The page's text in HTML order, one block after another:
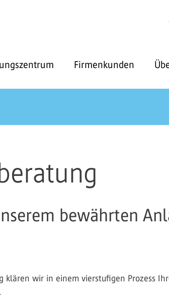
Firmenkunden
bewährten
wir in einem vierstufigen Prozess